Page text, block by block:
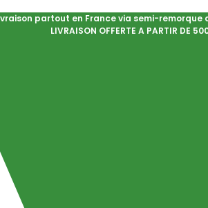
partout en France via semi-remorque
LIVRAISON OFFERTE A PARTIR DE